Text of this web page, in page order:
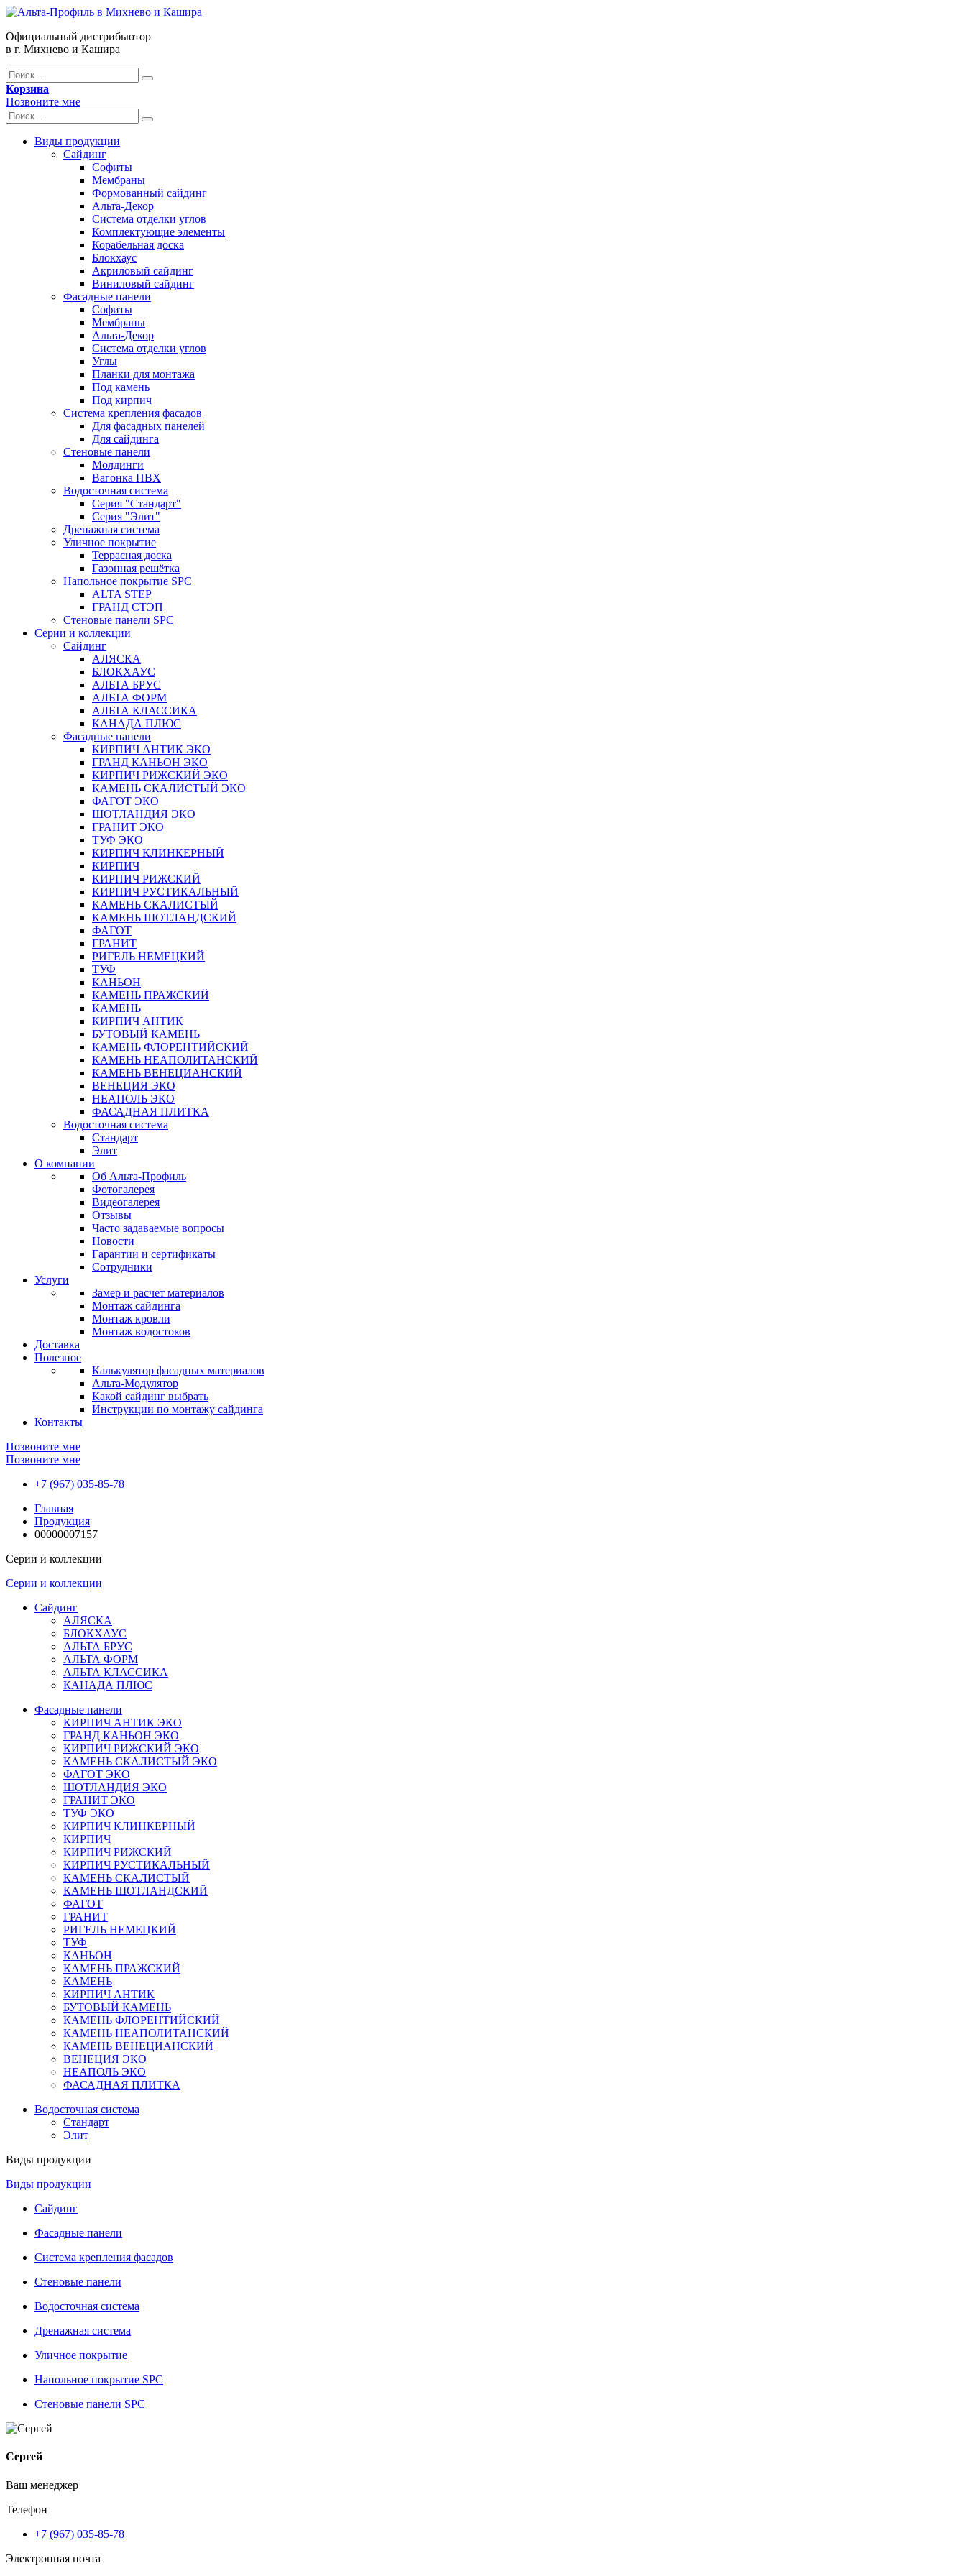
Официальный дистрибьютор
в г. Михнево и Кашира
Корзина
Позвоните мне
Виды продукции
Сайдинг
Софиты
Мембраны
Формованный сайдинг
Альта-Декор
Система отделки углов
Комплектующие элементы
Корабельная доска
Блокхаус
Акриловый сайдинг
Виниловый сайдинг
Фасадные панели
Софиты
Мембраны
Альта-Декор
Система отделки углов
Углы
Планки для монтажа
Под камень
Под кирпич
Система крепления фасадов
Для фасадных панелей
Для сайдинга
Стеновые панели
Молдинги
Вагонка ПВХ
Водосточная система
Серия "Стандарт"
Серия "Элит"
Дренажная система
Уличное покрытие
Террасная доска
Газонная решётка
Напольное покрытие SPC
ALTA STEP
ГРАНД СТЭП
Стеновые панели SPC
Серии и коллекции
Сайдинг
АЛЯСКА
БЛОКХАУС
АЛЬТА БРУС
АЛЬТА ФОРМ
АЛЬТА КЛАССИКА
КАНАДА ПЛЮС
Фасадные панели
КИРПИЧ АНТИК ЭКО
ГРАНД КАНЬОН ЭКО
КИРПИЧ РИЖСКИЙ ЭКО
КАМЕНЬ СКАЛИСТЫЙ ЭКО
ФАГОТ ЭКО
ШОТЛАНДИЯ ЭКО
ГРАНИТ ЭКО
ТУФ ЭКО
КИРПИЧ КЛИНКЕРНЫЙ
КИРПИЧ
КИРПИЧ РИЖСКИЙ
КИРПИЧ РУСТИКАЛЬНЫЙ
КАМЕНЬ СКАЛИСТЫЙ
КАМЕНЬ ШОТЛАНДСКИЙ
ФАГОТ
ГРАНИТ
РИГЕЛЬ НЕМЕЦКИЙ
ТУФ
КАНЬОН
КАМЕНЬ ПРАЖСКИЙ
КАМЕНЬ
КИРПИЧ АНТИК
БУТОВЫЙ КАМЕНЬ
КАМЕНЬ ФЛОРЕНТИЙСКИЙ
КАМЕНЬ НЕАПОЛИТАНСКИЙ
КАМЕНЬ ВЕНЕЦИАНСКИЙ
ВЕНЕЦИЯ ЭКО
НЕАПОЛЬ ЭКО
ФАСАДНАЯ ПЛИТКА
Водосточная система
Стандарт
Элит
О компании
Об Альта-Профиль
Фотогалерея
Видеогалерея
Отзывы
Часто задаваемые вопросы
Новости
Гарантии и сертификаты
Сотрудники
Услуги
Замер и расчет материалов
Монтаж сайдинга
Монтаж кровли
Монтаж водостоков
Доставка
Полезное
Калькулятор фасадных материалов
Альта-Модулятор
Какой сайдинг выбрать
Инструкции по монтажу сайдинга
Контакты
Позвоните мне
Позвоните мне
+7 (967) 035-85-78
Главная
Продукция
00000007157
Серии и коллекции
Серии и коллекции
Сайдинг
АЛЯСКА
БЛОКХАУС
АЛЬТА БРУС
АЛЬТА ФОРМ
АЛЬТА КЛАССИКА
КАНАДА ПЛЮС
Фасадные панели
КИРПИЧ АНТИК ЭКО
ГРАНД КАНЬОН ЭКО
КИРПИЧ РИЖСКИЙ ЭКО
КАМЕНЬ СКАЛИСТЫЙ ЭКО
ФАГОТ ЭКО
ШОТЛАНДИЯ ЭКО
ГРАНИТ ЭКО
ТУФ ЭКО
КИРПИЧ КЛИНКЕРНЫЙ
КИРПИЧ
КИРПИЧ РИЖСКИЙ
КИРПИЧ РУСТИКАЛЬНЫЙ
КАМЕНЬ СКАЛИСТЫЙ
КАМЕНЬ ШОТЛАНДСКИЙ
ФАГОТ
ГРАНИТ
РИГЕЛЬ НЕМЕЦКИЙ
ТУФ
КАНЬОН
КАМЕНЬ ПРАЖСКИЙ
КАМЕНЬ
КИРПИЧ АНТИК
БУТОВЫЙ КАМЕНЬ
КАМЕНЬ ФЛОРЕНТИЙСКИЙ
КАМЕНЬ НЕАПОЛИТАНСКИЙ
КАМЕНЬ ВЕНЕЦИАНСКИЙ
ВЕНЕЦИЯ ЭКО
НЕАПОЛЬ ЭКО
ФАСАДНАЯ ПЛИТКА
Водосточная система
Стандарт
Элит
Виды продукции
Виды продукции
Сайдинг
Фасадные панели
Система крепления фасадов
Стеновые панели
Водосточная система
Дренажная система
Уличное покрытие
Напольное покрытие SPC
Стеновые панели SPC
Сергей
Ваш менеджер
Телефон
+7 (967) 035-85-78
Электронная почта